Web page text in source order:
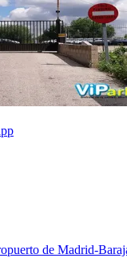
de Madrid-